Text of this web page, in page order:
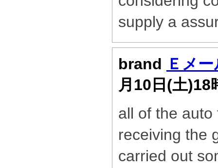
supply a
brand Ｅメ
月10日(土
all of the
receiving the
carried out